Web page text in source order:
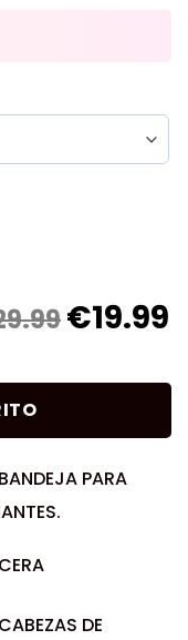
€19.99
BANDEJA PARA
CERA
CABEZAS DE